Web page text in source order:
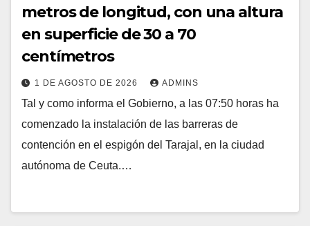
metros de longitud, con una altura
en superficie de 30 a 70
centímetros
1 DE AGOSTO DE 2026 ADMINS
Tal y como informa el Gobierno, a las 07:50 horas ha
comenzado la instalación de las barreras de
contención en el espigón del Tarajal, en la ciudad
autónoma de Ceuta.…